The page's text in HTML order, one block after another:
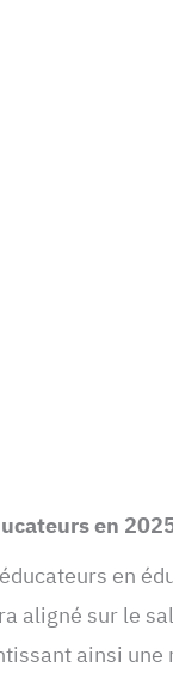
en
en
aligné sur le
ainsi une